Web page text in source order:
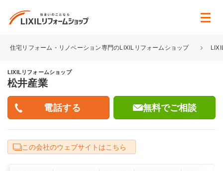
住宅リフォーム・リノベーション専門のLIXILリフォームショップ
LIXILリフォームショップ
松井産業
無料でご相談
この会社のウェブサイトはこちら